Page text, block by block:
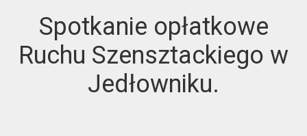
Spotkanie opłatkowe
Ruchu Szensztackiego w
Jedłowniku.